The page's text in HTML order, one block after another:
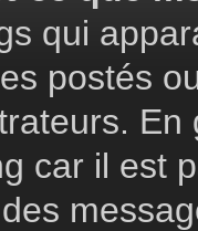
qui
postés
En
car il est